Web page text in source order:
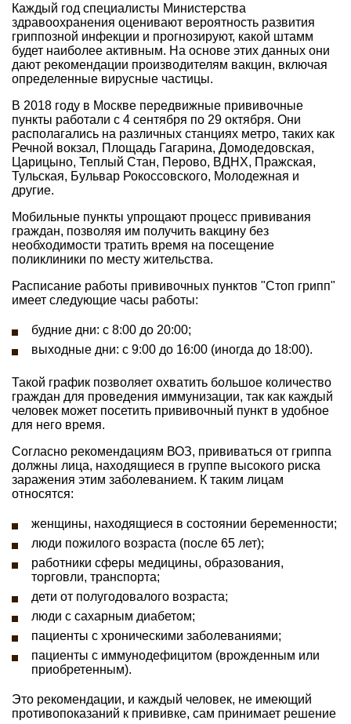
Каждый год специалисты Министерства
здравоохранения оценивают вероятность развития
гриппозной инфекции и прогнозируют, какой штамм
будет наиболее активным. На основе этих данных они
дают рекомендации производителям вакцин, включая
определенные вирусные частицы.
В 2018 году в Москве передвижные прививочные
пункты работали с 4 сентября по 29 октября. Они
располагались на различных станциях метро, таких как
Речной вокзал, Площадь Гагарина, Домодедовская,
Царицыно, Теплый Стан, Перово, ВДНХ, Пражская,
Тульская, Бульвар Рокоссовского, Молодежная и
другие.
Мобильные пункты упрощают процесс прививания
граждан, позволяя им получить вакцину без
необходимости тратить время на посещение
поликлиники по месту жительства.
Расписание работы прививочных пунктов "Стоп грипп"
имеет следующие часы работы:
будние дни: с 8:00 до 20:00;
выходные дни: с 9:00 до 16:00 (иногда до 18:00).
Такой график позволяет охватить большое количество
граждан для проведения иммунизации, так как каждый
человек может посетить прививочный пункт в удобное
для него время.
Согласно рекомендациям ВОЗ, прививаться от гриппа
должны лица, находящиеся в группе высокого риска
заражения этим заболеванием. К таким лицам
относятся:
женщины, находящиеся в состоянии беременности;
люди пожилого возраста (после 65 лет);
работники сферы медицины, образования,
торговли, транспорта;
дети от полугодовалого возраста;
люди с сахарным диабетом;
пациенты с хроническими заболеваниями;
пациенты с иммунодефицитом (врожденным или
приобретенным).
Это рекомендации, и каждый человек, не имеющий
противопоказаний к прививке, сам принимает решение